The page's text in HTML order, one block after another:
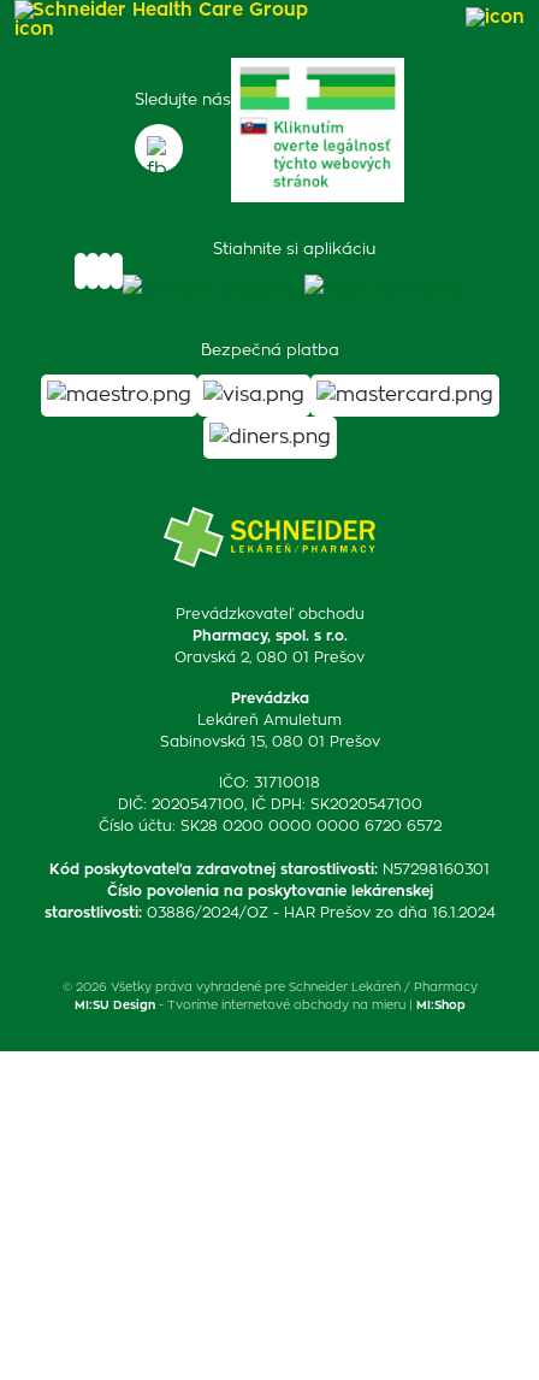
Prevádzkovateľ obchodu
Pharmacy, spol. s r.o.
Oravská 2, 080 01 Prešov
Prevádzka
Lekáreň Amuletum
Sabinovská 15, 080 01 Prešov
IČO: 31710018
DIČ: 2020547100, IČ DPH: SK2020547100
Číslo účtu: SK28 0200 0000 0000 6720 6572
Kód poskytovateľa zdravotnej starostlivosti: N57298160301
Číslo povolenia na poskytovanie lekárenskej
starostlivosti: 03886/2024/OZ - HAR Prešov zo dňa 16.1.2024
Sledujte nás
Stiahnite si aplikáciu
Bezpečná platba
Schneider Health Care Group
© 2026 Všetky práva vyhradené pre Schneider Lekáreň / Pharmacy
MI:SU Design- Tvoríme internetové obchody na mieru | MI:Shop